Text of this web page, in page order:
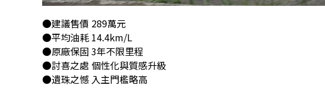
●建議售價 289萬元
●平均油耗 14.4km/L
●原廠保固 3年不限里程
●討喜之處 個性化與質感升級
●遺珠之憾 入主門檻略高